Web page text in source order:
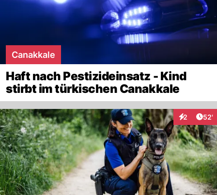
Canakkale
Haft nach Pestizideinsatz - Kind
stirbt im türkischen Canakkale
2 52'